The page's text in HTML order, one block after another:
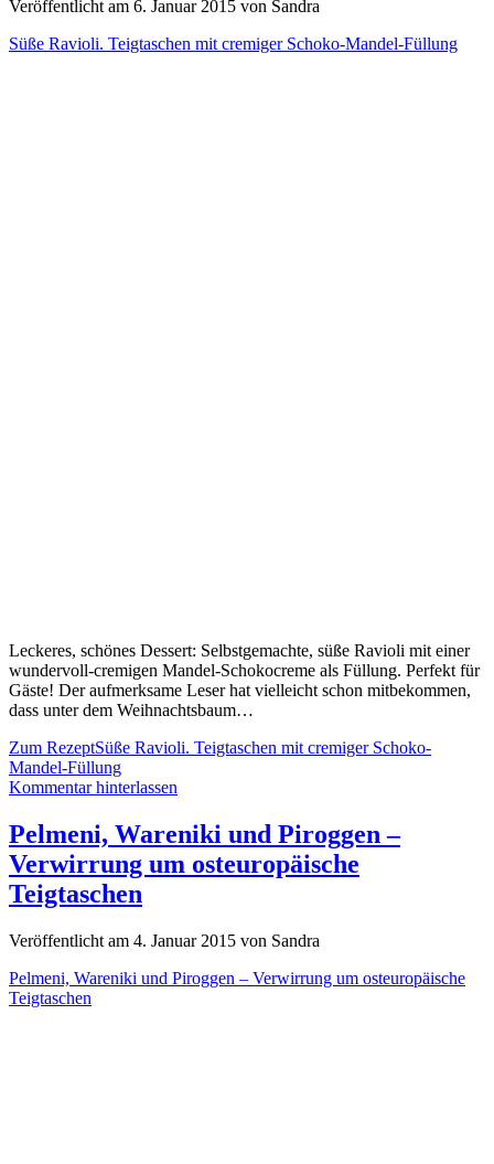
Veröffentlicht am 6. Januar 2015 von Sandra
Süße Ravioli. Teigtaschen mit cremiger Schoko-Mandel-Füllung
Leckeres, schönes Dessert: Selbstgemachte, süße Ravioli mit einer
wundervoll-cremigen Mandel-Schokocreme als Füllung. Perfekt für
Gäste! Der aufmerksame Leser hat vielleicht schon mitbekommen,
dass unter dem Weihnachtsbaum…
Zum RezeptSüße Ravioli. Teigtaschen mit cremiger Schoko-
Mandel-Füllung
Kommentar hinterlassen
Pelmeni, Wareniki und Piroggen –
Verwirrung um osteuropäische
Teigtaschen
Veröffentlicht am 4. Januar 2015 von Sandra
Pelmeni, Wareniki und Piroggen – Verwirrung um osteuropäische
Teigtaschen